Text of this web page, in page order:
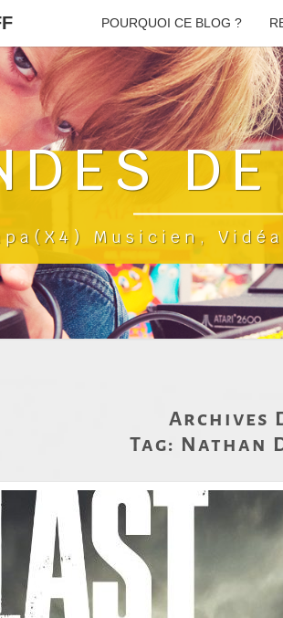
POURQUOI CE BLOG ?
Musicien,
Archives
Tag: Nathan